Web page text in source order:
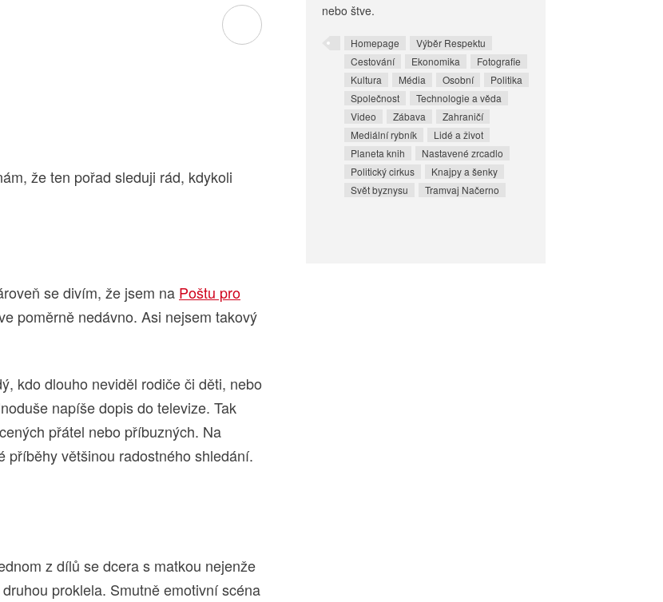
že ten pořad sleduji rád, kdykoli
se divím, že jsem na Poštu pro
poměrně nedávno. Asi nejsem takový
kdo dlouho neviděl rodiče či děti, nebo
napíše dopis do televize. Tak
přátel nebo příbuzných. Na
příběhy většinou radostného shledání.
z dílů se dcera s matkou nejenže
proklela. Smutně emotivní scéna
nebo štve.
Homepage
Výběr Respektu
Cestování
Ekonomika
Fotografie
Kultura
Média Osobní
Politika
Společnost
Technologie a věda
Video
Zábava
Zahraničí
Mediální rybník
Lidé a život
Planeta knih
Nastavené zrcadlo
Politický cirkus
Knajpy a šenky
Svět byznysu
Tramvaj Načerno